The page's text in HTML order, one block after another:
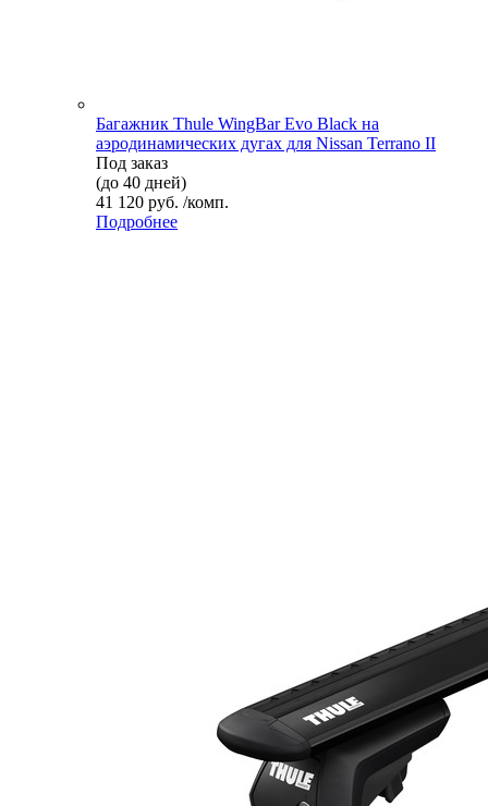
Багажник Thule WingBar Evo Black на
аэродинамических дугах для Nissan Terrano II
Под заказ
(до 40 дней)
41 120 руб. /комп.
Подробнее